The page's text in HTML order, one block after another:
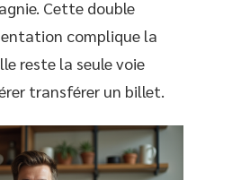
Cette double
complique la
reste la seule voie
transférer un billet.